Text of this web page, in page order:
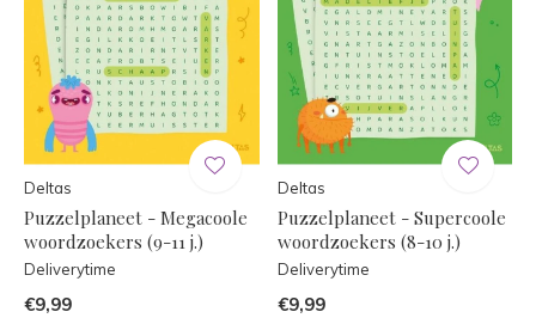
Deltas
Puzzelplaneet - Megacoole
woordzoekers (9-11 j.)
Deliverytime
€9,99
Deltas
Puzzelplaneet - Supercoole
woordzoekers (8-10 j.)
Deliverytime
€9,99